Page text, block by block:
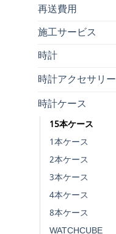
再送費用
施工サービス
時計
時計アクセサリー
時計ケース
15本ケース
1本ケース
2本ケース
3本ケース
4本ケース
8本ケース
WATCHCUBE